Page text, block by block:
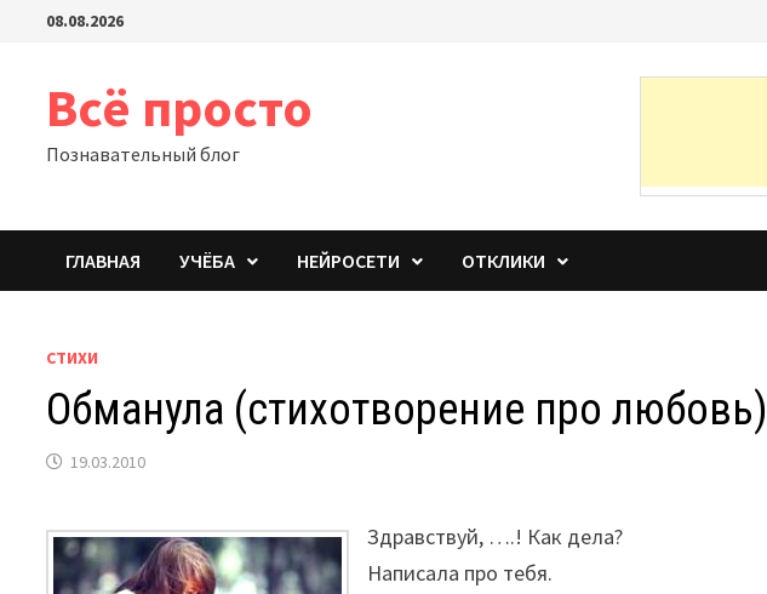
Перейти08.08.2026
Всё просто
Познавательный блог
ГЛАВНАЯ УЧЁБА НЕЙРОСЕТИ ОТКЛИКИ
СТИХИ
Обманула (стихотворение про любовь)
19.03.2010
Здравствуй, ….! Как дела?
Написала про тебя.